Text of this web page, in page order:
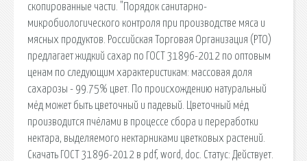
скопированные части. "Порядок санитарно-
микробиологического контроля при производстве мяса и
мясных продуктов. Российская Торговая Организация (РТО)
предлагает жидкий сахар по ГОСТ 31896-2012 по оптовым
ценам по следующим характеристикам: массовая доля
сахарозы - 99.75% цвет. По происхождению натуральный
мёд может быть цветочный и падевый. Цветочный мёд
производится пчёлами в процессе сбора и переработки
нектара, выделяемого нектарниками цветковых растений.
Скачать ГОСТ 31896-2012 в pdf, word, doc. Статус: Действует.